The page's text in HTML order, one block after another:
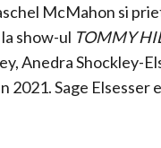
McMahon si
show-ul TOMMY
Anedra Shockley-
2021. Sage